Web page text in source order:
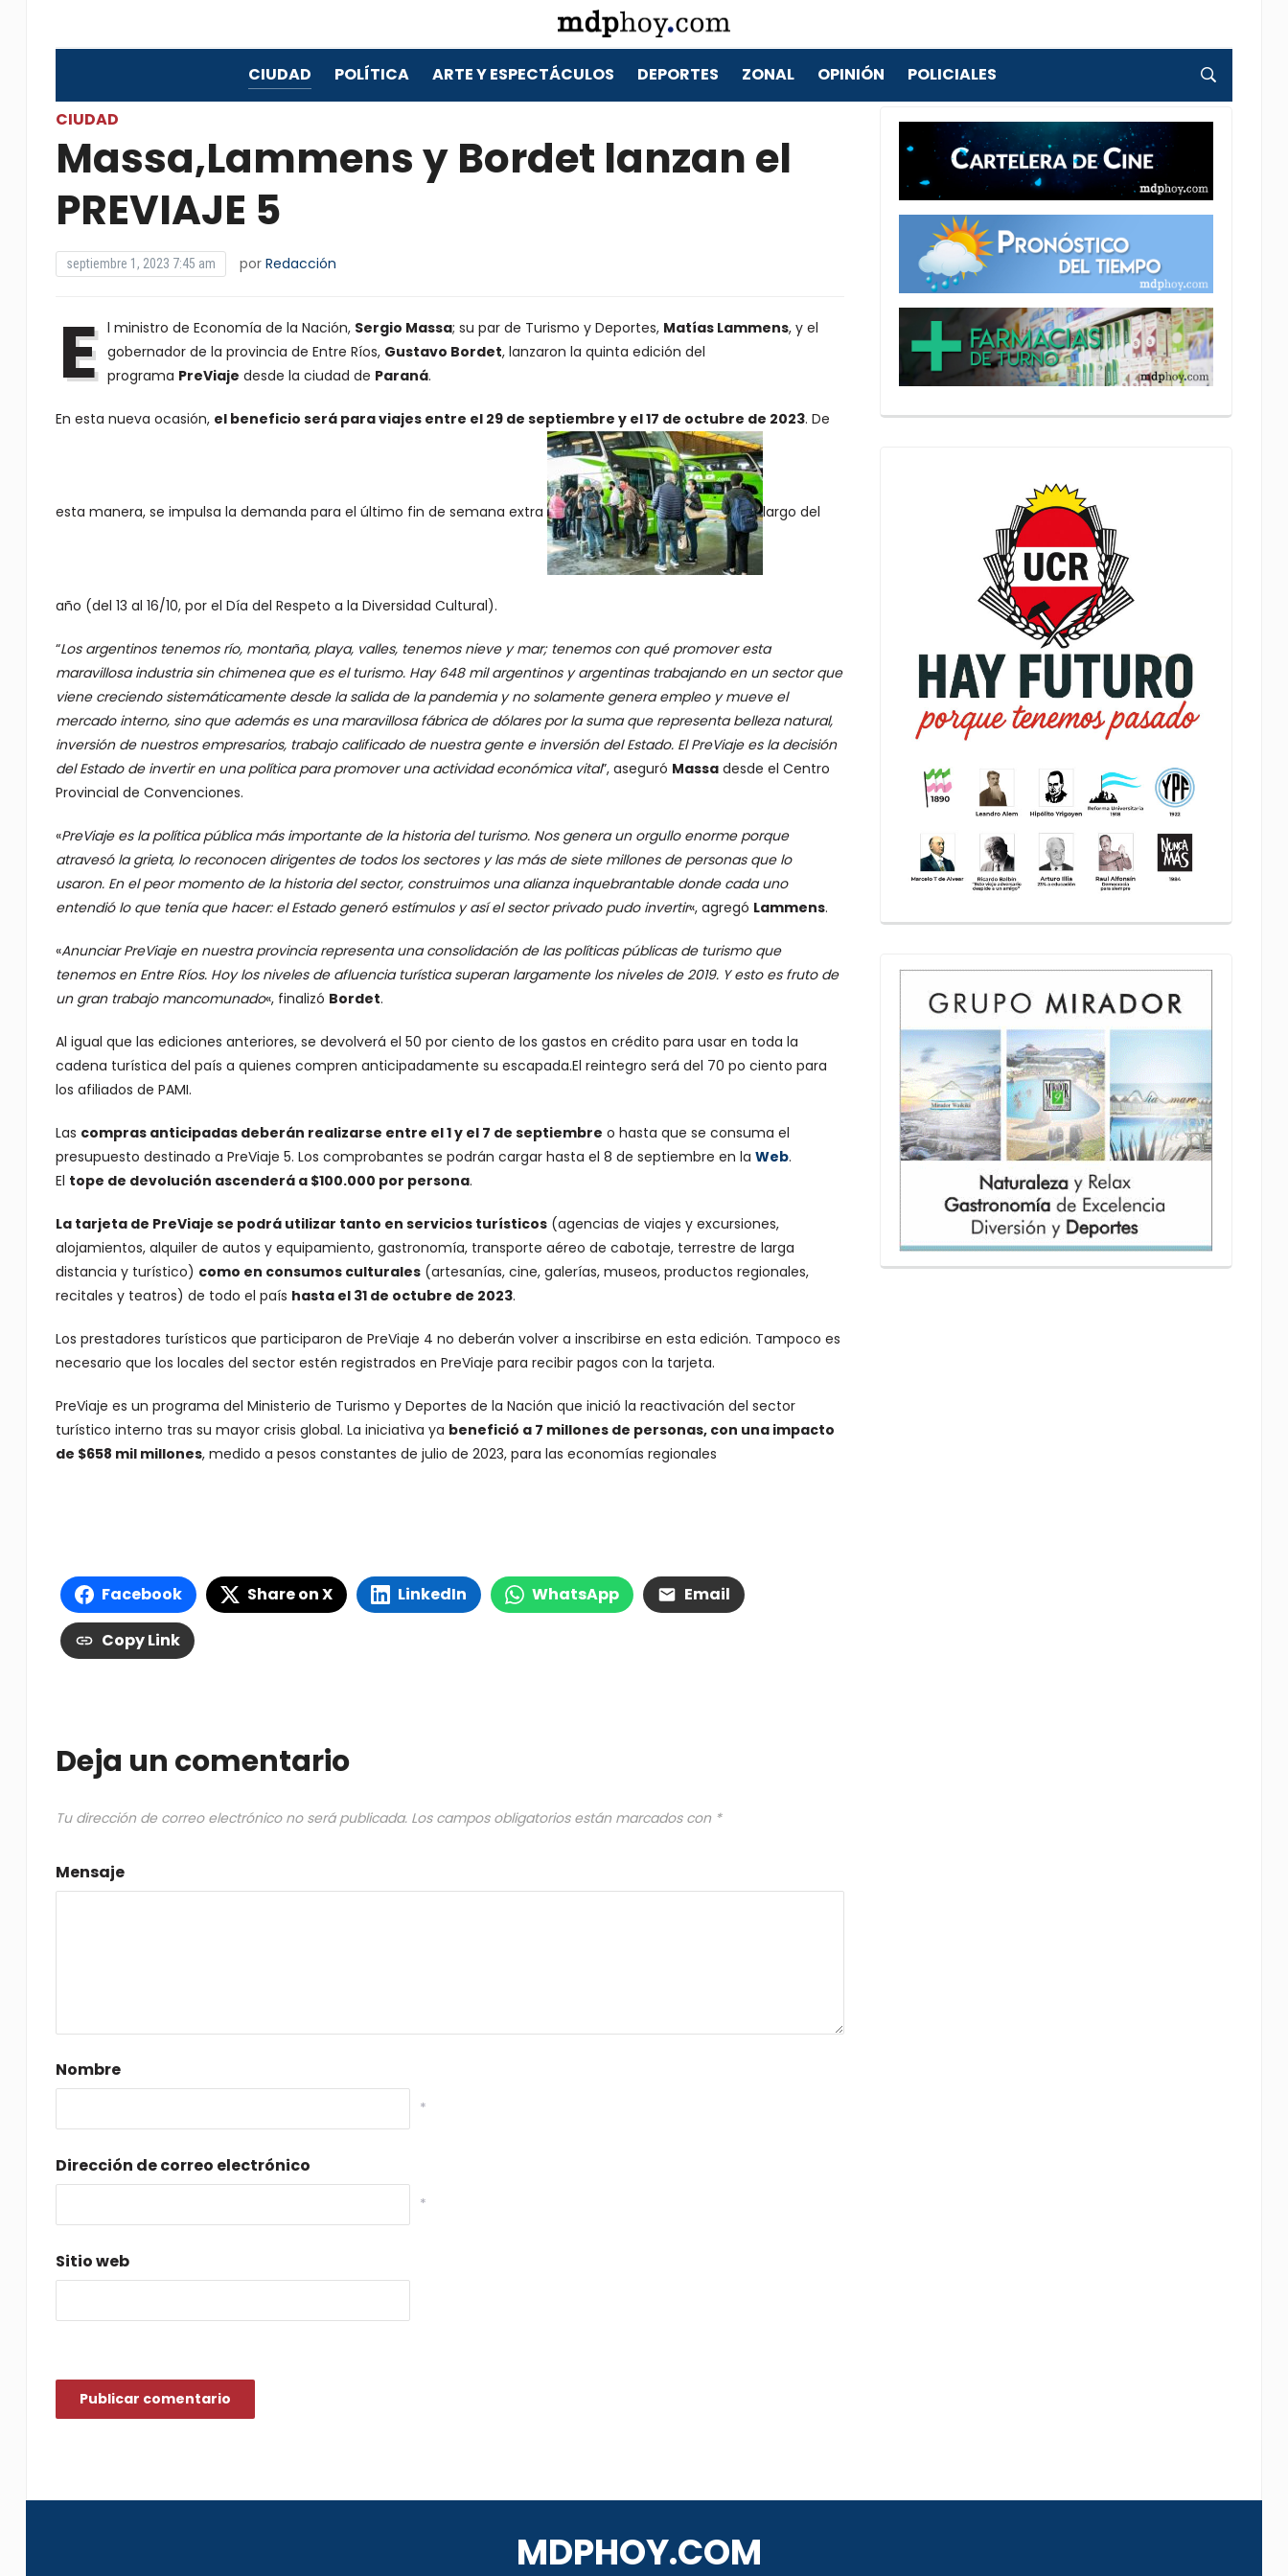
CIUDAD POLÍTICA ARTE Y ESPECTÁCULOS DEPORTES ZONAL OPINIÓN POLICIALES
CIUDAD
Massa,Lammens y Bordet lanzan el
PREVIAJE 5
septiembre 1, 2023 7:45 am por Redacción
E l ministro de Economía de la Nación, Sergio Massa; su par de Turismo y Deportes, Matías Lammens, y el
gobernador de la provincia de Entre Ríos, Gustavo Bordet, lanzaron la quinta edición del
programa PreViaje desde la ciudad de Paraná.
En esta nueva ocasión, el beneficio será para viajes entre el 29 de septiembre y el 17 de octubre de 2023. De
esta manera, se impulsa la demanda para el último fin de semana extra largo del
año (del 13 al 16/10, por el Día del Respeto a la Diversidad Cultural).
“Los argentinos tenemos río, montaña, playa, valles, tenemos nieve y mar; tenemos con qué promover esta
maravillosa industria sin chimenea que es el turismo. Hay 648 mil argentinos y argentinas trabajando en un sector que
viene creciendo sistemáticamente desde la salida de la pandemia y no solamente genera empleo y mueve el
mercado interno, sino que además es una maravillosa fábrica de dólares por la suma que representa belleza natural,
inversión de nuestros empresarios, trabajo calificado de nuestra gente e inversión del Estado. El PreViaje es la decisión
del Estado de invertir en una política para promover una actividad económica vital”, aseguró Massadesde el Centro
Provincial de Convenciones.
«PreViaje es la política pública más importante de la historia del turismo. Nos genera un orgullo enorme porque
atravesó la grieta, lo reconocen dirigentes de todos los sectores y las más de siete millones de personas que lo
usaron. En el peor momento de la historia del sector, construimos una alianza inquebrantable donde cada uno
entendió lo que tenía que hacer: el Estado generó estímulos y así el sector privado pudo invertir«, agregó Lammens.
«Anunciar PreViaje en nuestra provincia representa una consolidación de las políticas públicas de turismo que
tenemos en Entre Ríos. Hoy los niveles de afluencia turística superan largamente los niveles de 2019. Y esto es fruto de
un gran trabajo mancomunado«, finalizó Bordet.
Al igual que las ediciones anteriores, se devolverá el 50 por ciento de los gastos en crédito para usar en toda la
cadena turística del país a quienes compren anticipadamente su escapada.El reintegro será del 70 po ciento para
los afiliados de PAMI.
Las compras anticipadas deberán realizarse entre el 1 y el 7 de septiembre o hasta que se consuma el
presupuesto destinado a PreViaje 5. Los comprobantes se podrán cargar hasta el 8 de septiembre en la Web.
El tope de devolución ascenderá a $100.000 por persona.
La tarjeta de PreViaje se podrá utilizar tanto en servicios turísticos(agencias de viajes y excursiones,
alojamientos, alquiler de autos y equipamiento, gastronomía, transporte aéreo de cabotaje, terrestre de larga
distancia y turístico) como en consumos culturales(artesanías, cine, galerías, museos, productos regionales,
recitales y teatros) de todo el país hasta el 31 de octubre de 2023.
Los prestadores turísticos que participaron de PreViaje 4 no deberán volver a inscribirse en esta edición. Tampoco es
necesario que los locales del sector estén registrados en PreViaje para recibir pagos con la tarjeta.
PreViaje es un programa del Ministerio de Turismo y Deportes de la Nación que inició la reactivación del sector
turístico interno tras su mayor crisis global. La iniciativa ya benefició a 7 millones de personas, con una impacto
de $658 mil millones, medido a pesos constantes de julio de 2023, para las economías regionales
Facebook Share on X LinkedIn WhatsApp Email
Copy Link
Deja un comentario
Tu dirección de correo electrónico no será publicada. Los campos obligatorios están marcados con *
Mensaje
Nombre
*
Dirección de correo electrónico
*
Sitio web
MDPHOY.COM